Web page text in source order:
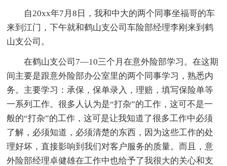
自20xx年7月8日，我和中大的两个同事坐福哥的车
来到江门，下午就和鹤山支公司车险部经理李刚来到鹤
山支公司。
在鹤山支公司7—10三个月在意外险部学习。在这期
间主要是跟意外险部办公室里的两个同事学习，熟悉内
务。主要学习：承保，保单录入，理赔，填写保险单等
一系列工作。很多人认为是“打杂”的工作，这可不是一
般的“打杂”的工作，这可是让我知道了很多工作中必须
了解，必须知道，必须清楚的东西，因为这些工作的处
理好坏，直接影响到我们对客户服务的质量。而且，意
外险部经理卓健雄在工作中也给予了我很大的关心和支